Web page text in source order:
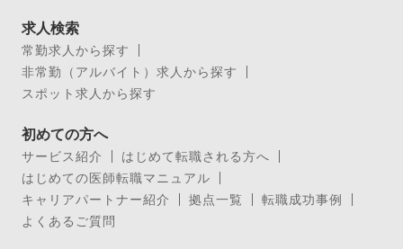
求人検索
常勤求人から探す
非常勤（アルバイト）求人から探す
スポット求人から探す
初めての方へ
サービス紹介
はじめて転職される方へ
はじめての医師転職マニュアル
キャリアパートナー紹介
拠点一覧
転職成功事例
よくあるご質問